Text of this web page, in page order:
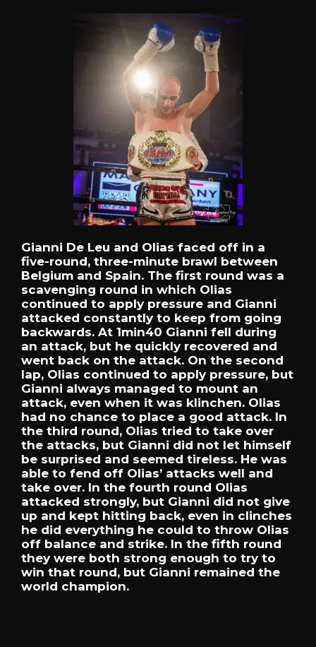
Gianni De Leu and Olias faced off in a
five-round, three-minute brawl between
Belgium and Spain. The first round was a
scavenging round in which Olias
continued to apply pressure and Gianni
attacked constantly to keep from going
backwards. At 1min40 Gianni fell during
an attack, but he quickly recovered and
went back on the attack. On the second
lap, Olias continued to apply pressure, but
Gianni always managed to mount an
attack, even when it was klinchen. Olias
had no chance to place a good attack. In
the third round, Olias tried to take over
the attacks, but Gianni did not let himself
be surprised and seemed tireless. He was
able to fend off Olias’ attacks well and
take over. In the fourth round Olias
attacked strongly, but Gianni did not give
up and kept hitting back, even in clinches
he did everything he could to throw Olias
off balance and strike. In the fifth round
they were both strong enough to try to
win that round, but Gianni remained the
world champion.